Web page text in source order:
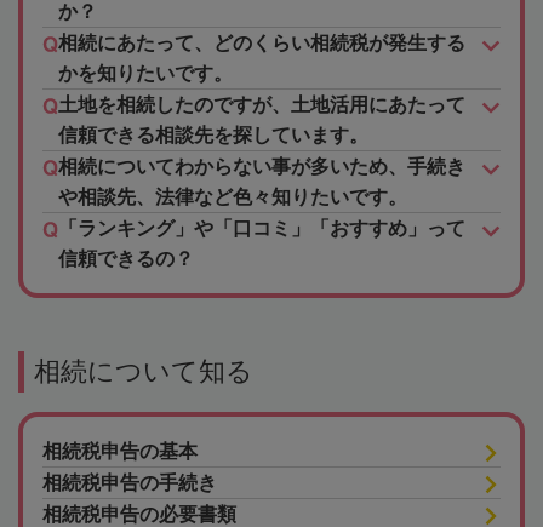
か？
相続にあたって、どのくらい相続税が発生する
かを知りたいです。
土地を相続したのですが、土地活用にあたって
信頼できる相談先を探しています。
相続についてわからない事が多いため、手続き
や相談先、法律など色々知りたいです。
「ランキング」や「口コミ」「おすすめ」って
信頼できるの？
相続について知る
相続税申告の基本
相続税申告の手続き
相続税申告の必要書類